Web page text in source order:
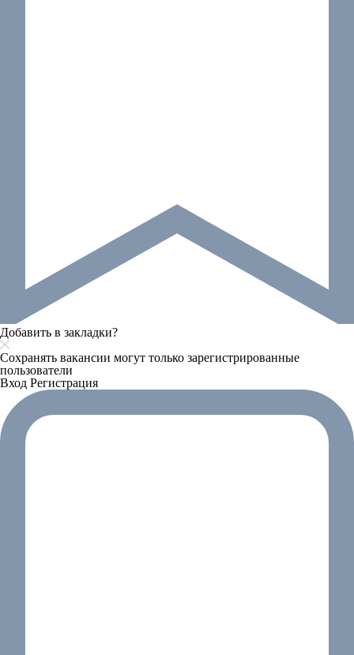
Добавить в закладки?
Сохранять вакансии могут только зарегистрированные
пользователи
Вход Регистрация